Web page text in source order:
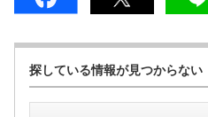
探している情報が見つからない